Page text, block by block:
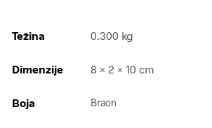
Težina 0.300 kg
Dimenzije 8 × 2 × 10 cm
Boja Braon